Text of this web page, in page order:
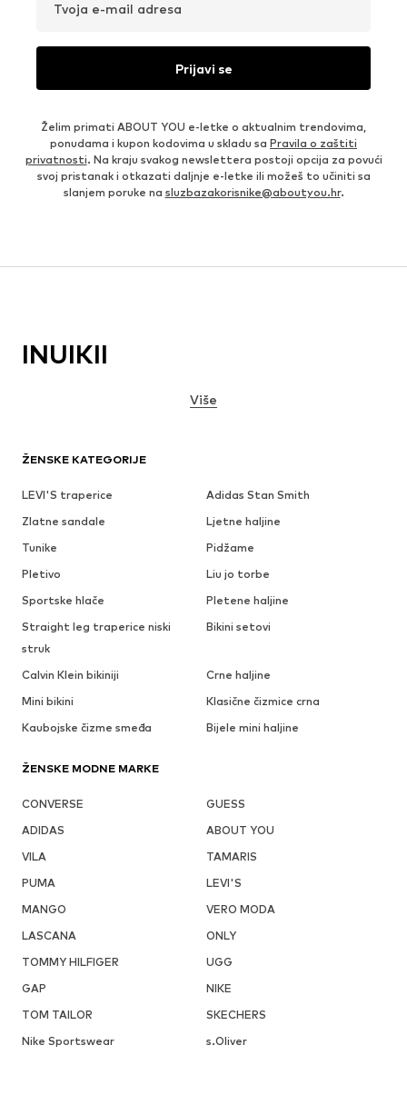
Tvoja e-mail adresa
Prijavi se
Želim primati ABOUT YOU e-letke o aktualnim trendovima,
ponudama i kupon kodovima u skladu sa Pravila o zaštiti
privatnosti. Na kraju svakog newslettera postoji opcija za povući
svoj pristanak i otkazati daljnje e-letke ili možeš to učiniti sa
slanjem poruke na sluzbazakorisnike@aboutyou.hr.
ŽENSKE KATEGORIJE
LEVI'S traperice
Adidas Stan Smith
Zlatne sandale
Ljetne haljine
Tunike
Pidžame
Pletivo
Liu jo torbe
Sportske hlače
Pletene haljine
Straight leg traperice niski
struk
Bikini setovi
Calvin Klein bikiniji
Crne haljine
Mini bikini
Klasične čizmice crna
Kaubojske čizme smeđa
Bijele mini haljine
ŽENSKE MODNE MARKE
CONVERSE
GUESS
ADIDAS
ABOUT YOU
VILA
TAMARIS
PUMA
LEVI'S
MANGO
VERO MODA
LASCANA
ONLY
TOMMY HILFIGER
UGG
GAP
NIKE
TOM TAILOR
SKECHERS
Nike Sportswear
s.Oliver
INUIKII
Više